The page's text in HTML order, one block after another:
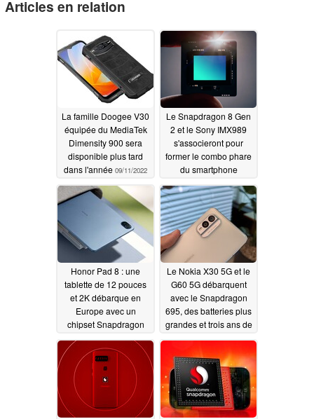
Articles en relation
La famille Doogee V30
équipée du MediaTek
Dimensity 900 sera
disponible plus tard
dans l'année 09/11/2022
Le Snapdragon 8 Gen
2 et le Sony IMX989
s'associeront pour
former le combo phare
du smartphone
Android à battre en
202309/04/2022
Honor Pad 8 : une
tablette de 12 pouces
et 2K débarque en
Europe avec un
chipset Snapdragon
680 fonctionnant sous
Android 1209/02/2022
Le Nokia X30 5G et le
G60 5G débarquent
avec le Snapdragon
695, des batteries plus
grandes et trois ans de
mises à jour du
système d'exploitation
09/01/2022